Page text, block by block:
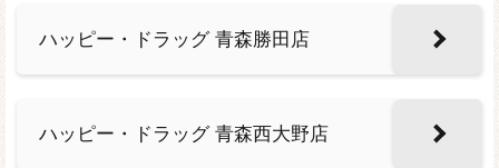
ハッピー・ドラッグ 青森勝田店
ハッピー・ドラッグ 青森西大野店